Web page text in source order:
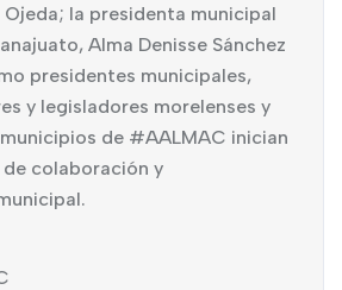
la presidenta municipal
Alma Denisse Sánchez
presidentes municipales,
y legisladores morelenses y
de #AALMAC inician
colaboración y